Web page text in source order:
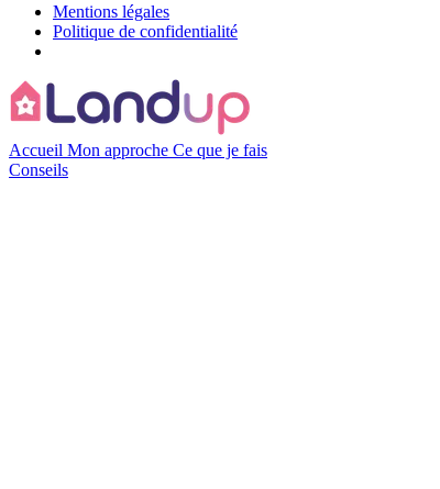
Mentions légales
Politique de confidentialité
Accueil Mon approche Ce que je fais
Conseils